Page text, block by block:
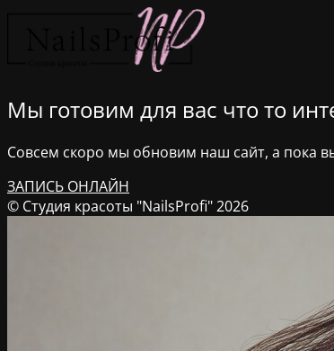
Мы готовим для вас что то
Совсем скоро мы обновим наш сайт, а пока
ЗАПИСЬ ОНЛАЙН
© Студия красоты "NailsProfi" 2026